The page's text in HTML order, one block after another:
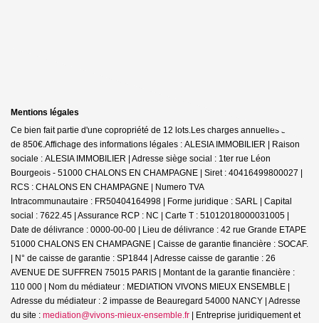
Mentions légales
Ce bien fait partie d'une copropriété de 12 lots.Les charges annuelles sont
de 850€. Affichage des informations légales : ALESIA IMMOBILIER | Raison
sociale : ALESIA IMMOBILIER | Adresse siège social : 1ter rue Léon
Bourgeois - 51000 CHALONS EN CHAMPAGNE | Siret : 40416499800027 |
RCS : CHALONS EN CHAMPAGNE | Numero TVA
Intracommunautaire : FR50404164998 | Forme juridique : SARL | Capital
social : 7622.45 | Assurance RCP : NC | Carte T : 51012018000031005 |
Date de délivrance : 0000-00-00 | Lieu de délivrance : 42 rue Grande ETAPE
51000 CHALONS EN CHAMPAGNE | Caisse de garantie financière : SOCAF.
| N° de caisse de garantie : SP1844 | Adresse caisse de garantie : 26
AVENUE DE SUFFREN 75015 PARIS | Montant de la garantie financière :
110 000 | Nom du médiateur : MEDIATION VIVONS MIEUX ENSEMBLE |
Adresse du médiateur : 2 impasse de Beauregard 54000 NANCY | Adresse
du site : mediation@vivons-mieux-ensemble.fr | Entreprise juridiquement et